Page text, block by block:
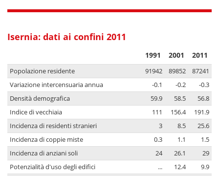
Isernia: dati ai confini 2011
1991 2001 2011
Popolazione residente 91942 89852
87241
Variazione intercensuaria annua
-0.1 -0.2
-0.3
Densità demografica
59.9 58.5
56.8
Indice di vecchiaia
111 156.4
191.9
Incidenza di residenti stranieri
3 8.5
25.6
Incidenza di coppie miste
0.3 1.1
1.5
Incidenza di anziani soli
24 26.1
29
Potenzialità d'uso degli edifici
... 12.4
9.9